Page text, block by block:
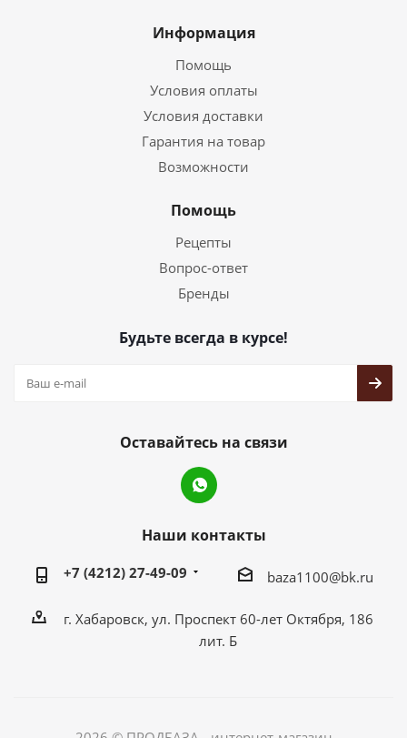
Информация
Помощь
Условия оплаты
Условия доставки
Гарантия на товар
Возможности
Помощь
Рецепты
Вопрос-ответ
Бренды
Будьте всегда в курсе!
Оставайтесь на связи
Наши контакты
+7 (4212) 27-49-09 baza1100@bk.ru
г. Хабаровск, ул. Проспект 60-лет Октября, 186
лит. Б